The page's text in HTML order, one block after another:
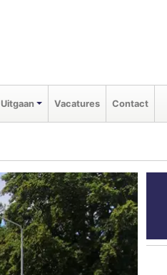
Uitgaan Vacatures Contact